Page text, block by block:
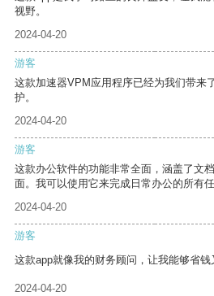
视野。
2024-04-20
游客
这款加速器VPM应用程序已经为我们带来
护。
2024-04-20
游客
这款办公软件的功能非常全面，涵盖了文
面。我可以使用它来完成日常办公的所有任
2024-04-20
游客
这款app就像我的财务顾问，让我能够省钱
2024-04-20